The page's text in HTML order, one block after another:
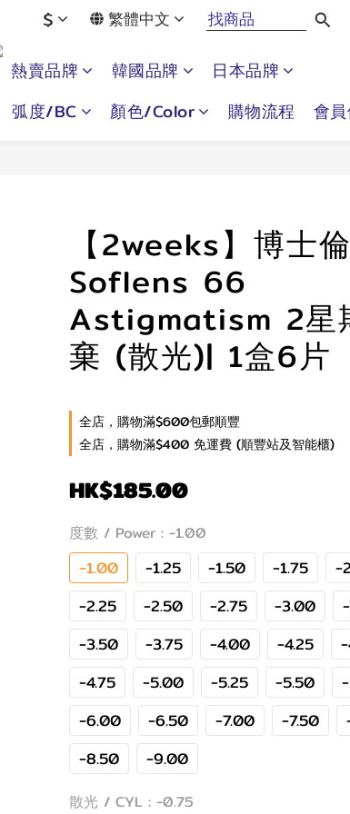
$ 繁體中文
熱賣品牌 韓國品牌
日本品牌
弧度/BC 顏色/Color 購物流程 會
【2weeks】博士倫
Soflens 66
Astigmatism 2星
棄 (散光)| 1盒6片
全店，購物滿$600包郵順豐
全店，購物滿$400 免運費 (順豐站及智能櫃)
HK$185.00
度數 / Power : -1.00
-1.00 -1.25 -1.50 -1.75
-
-2.25
-2.50 -2.75 -3.00
-3.50
-3.75 -4.00 -4.25
-4.75
-5.00 -5.25 -5.50
-6.00
-6.50 -7.00 -7.50
-8.50
-9.00
散光 / CYL : -0.75